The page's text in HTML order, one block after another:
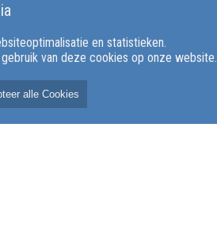
en statistieken.
van deze cookies op onze website.
alle Cookies